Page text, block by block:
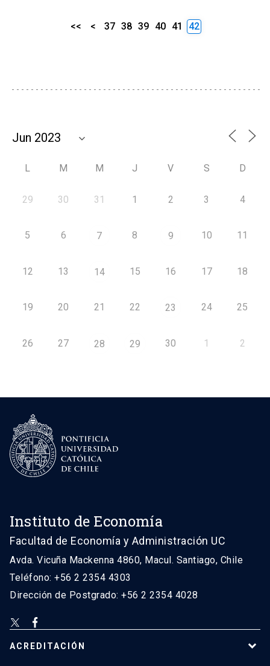
<< < 37 38 39 40 41 42
L M M J V S D
29 30 31 1 2 3 4
5 6 7 8 9 10 11
12 13 14 15 16 17 18
19 20 21 22 23 24 25
26 27 28 29 30 1 2
Instituto de Economía
Facultad de Economía y Administración UC
Avda. Vicuña Mackenna 4860, Macul. Santiago, Chile
Teléfono: +56 2 2354 4303
Dirección de Postgrado: +56 2 2354 4028
ACREDITACIÓN